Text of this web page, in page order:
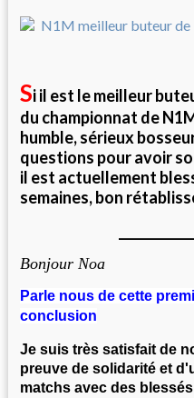
Si il est le meilleur
du championnat de
humble, sérieux
questions pour avoir
il est actuellement
semaines, bon
Bonjour Noa
Parle nous de cette
conclusion
Je suis très satisfait de
preuve de solidarité et
matchs avec des